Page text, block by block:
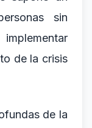
sin
de la crisis
de la